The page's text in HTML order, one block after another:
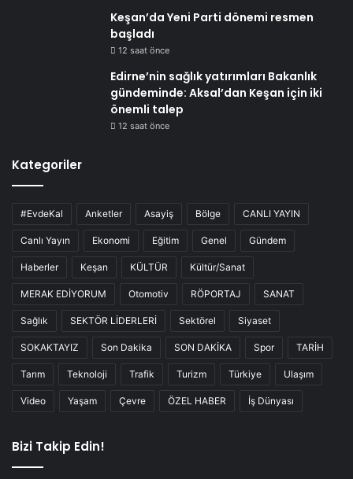
Keşan’da Yeni Parti dönemi resmen
başladı
12 saat önce
Edirne’nin sağlık yatırımları Bakanlık
gündeminde: Aksal’dan Keşan için iki
önemli talep
12 saat önce
Kategoriler
#EvdeKal Anketler Asayiş Bölge CANLI YAYIN
Canlı Yayın Ekonomi Eğitim Genel Gündem
Haberler Keşan KÜLTÜR Kültür/Sanat
MERAK EDİYORUM Otomotiv RÖPORTAJ SANAT
Sağlık SEKTÖR LİDERLERİ Sektörel Siyaset
SOKAKTAYIZ Son Dakika SON DAKİKA Spor TARİH
Tarım Teknoloji Trafik Turizm Türkiye Ulaşım
Video Yaşam Çevre ÖZEL HABER İş Dünyası
Bizi Takip Edin!